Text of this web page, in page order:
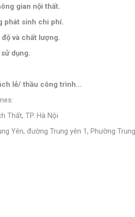
gian nội thất.
phát sinh chi phí.
và chất lượng.
dụng.
lẻ/ thầu công trình…
Thất, TP. Hà Nội
Yên, đường Trung yên 1, Phường